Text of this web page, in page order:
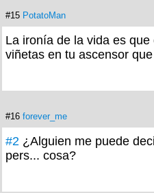
#15 PotatoMan
La ironía de la vida es
viñetas en tu ascensor
#16 forever_me
#2 ¿Alguien me puede
pers... cosa?